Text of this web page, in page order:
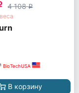
4 108q
BioTechUSA
В корзину